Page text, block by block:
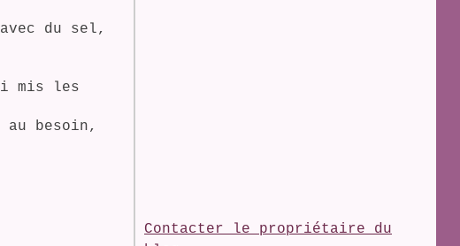
du sel,
mis les
besoin,
Contacter le propriétaire du